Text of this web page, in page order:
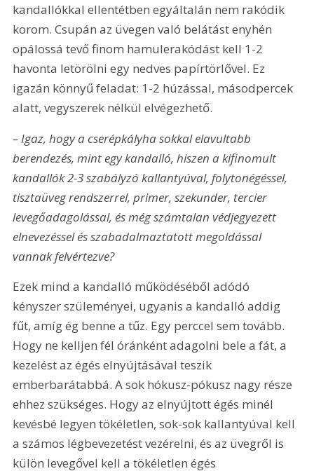
kandallókkal ellentétben egyáltalán nem rakódik
korom. Csupán az üvegen való belátást enyhén
opálossá tevő finom hamulerakódást kell 1-2
havonta letörölni egy nedves papírtörlővel. Ez
igazán könnyű feladat: 1-2 húzással, másodpercek
alatt, vegyszerek nélkül elvégezhető.
– Igaz, hogy a cserépkályha sokkal elavultabb
berendezés, mint egy kandalló, hiszen a kifinomult
kandallók 2-3 szabályzó kallantyúval, folytonégéssel,
tisztaüveg rendszerrel, primer, szekunder, tercier
levegőadagolással, és még számtalan védjegyezett
elnevezéssel és szabadalmaztatott megoldással
vannak felvértezve?
Ezek mind a kandalló működéséből adódó
kényszer szüleményei, ugyanis a kandalló addig
fűt, amíg ég benne a tűz. Egy perccel sem tovább.
Hogy ne kelljen fél óránként adagolni bele a fát, a
kezelést az égés elnyújtásával teszik
emberbarátabbá. A sok hókusz-pókusz nagy része
ehhez szükséges. Hogy az elnyújtott égés minél
kevésbé legyen tökéletlen, sok-sok kallantyúval kell
a számos légbevezetést vezérelni, és az üvegről is
külön levegővel kell a tökéletlen égés